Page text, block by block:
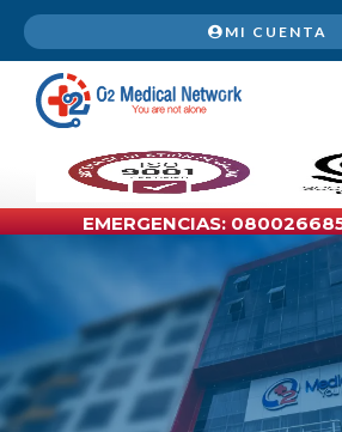
MI CUENTA
EMERGENCIAS: